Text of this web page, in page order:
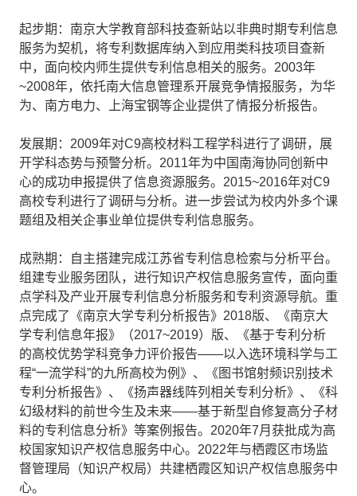
起步期：南京大学教育部科技查新站以非典时期专利信息
服务为契机，将专利数据库纳入到应用类科技项目查新
中，面向校内师生提供专利信息相关的服务。2003年
~2008年，依托南大信息管理系开展竞争情报服务，为华
为、南方电力、上海宝钢等企业提供了情报分析报告。
发展期：2009年对C9高校材料工程学科进行了调研，展
开学科态势与预警分析。2011年为中国南海协同创新中
心的成功申报提供了信息资源服务。2015~2016年对C9
高校专利进行了调研与分析。进一步尝试为校内外多个课
题组及相关企事业单位提供专利信息服务。
成熟期：自主搭建完成江苏省专利信息检索与分析平台。
组建专业服务团队，进行知识产权信息服务宣传，面向重
点学科及产业开展专利信息分析服务和专利资源导航。重
点完成了《南京大学专利分析报告》2018版、《南京大
学专利信息年报》（2017~2019）版、《基于专利分析
的高校优势学科竞争力评价报告——以入选环境科学与工
程“一流学科”的九所高校为例》、《图书馆射频识别技术
专利分析报告》、《扬声器线阵列相关专利分析》、《科
幻级材料的前世今生及未来——基于新型自修复高分子材
料的专利信息分析》等案例报告。2020年7月获批成为高
校国家知识产权信息服务中心。2022年与栖霞区市场监
督管理局（知识产权局）共建栖霞区知识产权信息服务中
心。